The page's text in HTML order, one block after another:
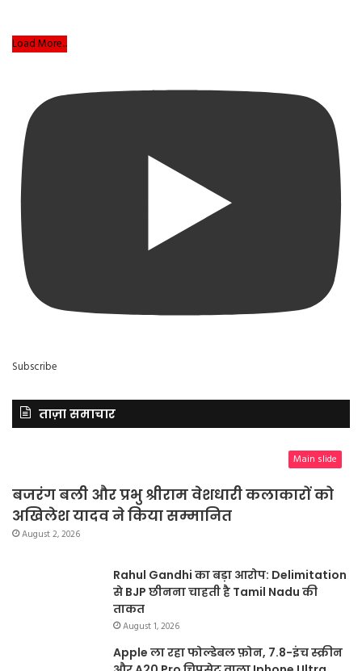
Load More...
Subscribe
ताज़ा समाचार
Main slide
बजरंग बली और प्रभु श्रीराम वेशधारी कलाकारों को
अखिलेश यादव ने किया सम्मानित
August 2, 2026
Rahul Gandhi का बड़ा आरोप: Delimitation
से BJP छीनना चाहती है Tamil Nadu की
ताकत
August 1, 2026
Apple ला रहा फोल्डेबल फ़ोन, 7.8-इंच स्क्रीन